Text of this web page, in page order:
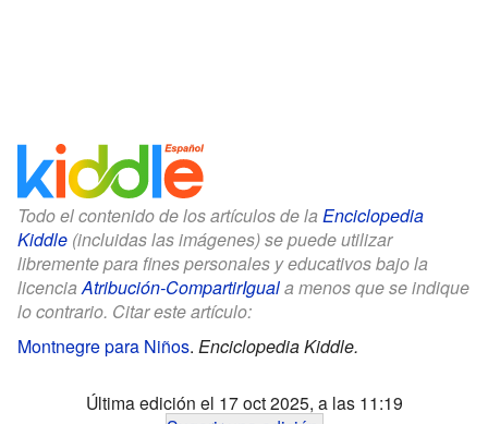
Todo el contenido de los artículos de la Enciclopedia
Kiddle (incluidas las imágenes) se puede utilizar
libremente para fines personales y educativos bajo la
licenciaAtribución-CompartirIguala menos que se indique
lo contrario. Citar este artículo:
Montnegre para Niños. Enciclopedia Kiddle.
Última edición el 17 oct 2025, a las 11:19